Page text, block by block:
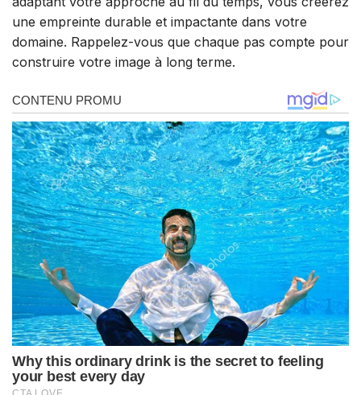
une empreinte durable et impactante dans votre
domaine. Rappelez-vous que chaque pas compte pour
construire votre image à long terme.